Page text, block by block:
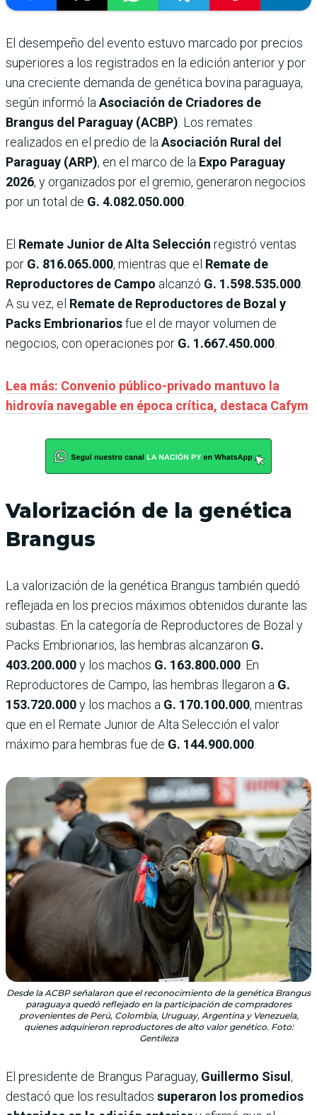
El desempeño del evento estuvo marcado por precios
superiores a los registrados en la edición anterior y por
una creciente demanda de genética bovina paraguaya,
según informó laAsociación de Criadores de
Brangus del Paraguay (ACBP). Los remates
realizados en el predio de laAsociación Rural del
Paraguay (ARP), en el marco de la Expo Paraguay
2026, y organizados por el gremio, generaron negocios
por un total de G. 4.082.050.000.
El Remate Junior de Alta Selección registró ventas
por G. 816.065.000, mientras que el Remate de
Reproductores de Campo alcanzó G. 1.598.535.000.
A su vez, el Remate de Reproductores de Bozal y
Packs Embrionariosfue el de mayor volumen de
negocios, con operaciones por G. 1.667.450.000.
Lea más: Convenio público-privado mantuvo la
hidrovía navegable en época crítica, destaca Cafym
Valorización de la genética
Brangus
La valorización de la genética Brangus también quedó
reflejada en los precios máximos obtenidos durante las
subastas. En la categoría de Reproductores de Bozal y
Packs Embrionarios, las hembras alcanzaron G.
403.200.000y los machos G. 163.800.000. En
Reproductores de Campo, las hembras llegaron a G.
153.720.000y los machos a G. 170.100.000, mientras
que en el Remate Junior de Alta Selección el valor
máximo para hembras fue de G. 144.900.000.
Desde la ACBP señalaron que el reconocimiento de la genética Brangus
paraguaya quedó reflejado en la participación de compradores
provenientes de Perú, Colombia, Uruguay, Argentina y Venezuela,
quienes adquirieron reproductores de alto valor genético. Foto:
Gentileza
El presidente de Brangus Paraguay, Guillermo Sisul,
destacó que los resultados superaron los promedios